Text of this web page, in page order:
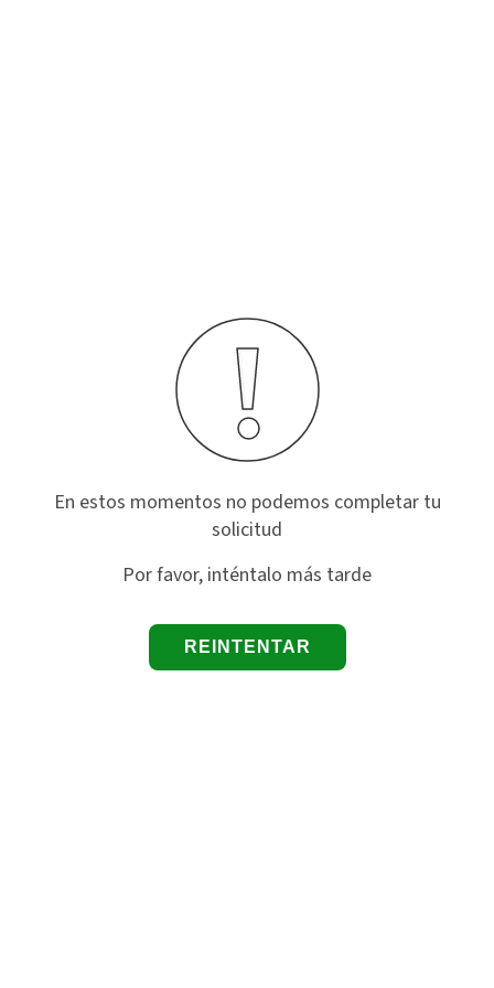
En estos momentos no podemos completar tu
solicitud
Por favor, inténtalo más tarde
REINTENTAR